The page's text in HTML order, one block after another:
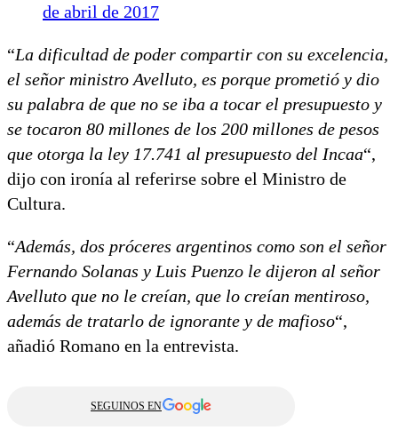
de abril de 2017
“La dificultad de poder compartir con su excelencia,
el señor ministro Avelluto, es porque prometió y dio
su palabra de que no se iba a tocar el presupuesto y
se tocaron 80 millones de los 200 millones de pesos
que otorga la ley 17.741 al presupuesto del Incaa“,
dijo con ironía al referirse sobre el Ministro de
Cultura.
“Además, dos próceres argentinos como son el señor
Fernando Solanas y Luis Puenzo le dijeron al señor
Avelluto que no le creían, que lo creían mentiroso,
además de tratarlo de ignorante y de mafioso“,
añadió Romano en la entrevista.
SEGUINOS EN